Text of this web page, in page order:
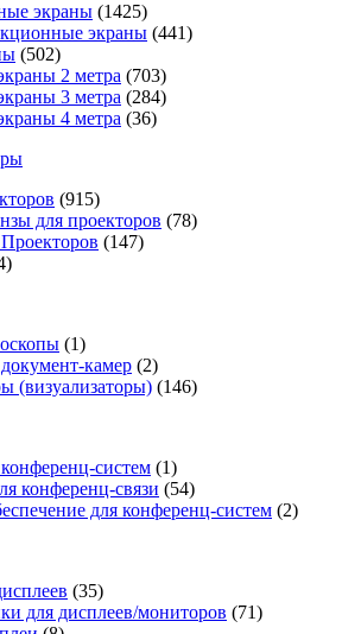
экраны (1425)
экраны (441)
(502)
2 метра (703)
3 метра (284)
4 метра (36)
(915)
для проекторов (78)
(147)
(1)
камер (2)
(визуализаторы) (146)
систем (1)
конференц-связи (54)
для конференц-систем (2)
(35)
для дисплеев/мониторов (71)